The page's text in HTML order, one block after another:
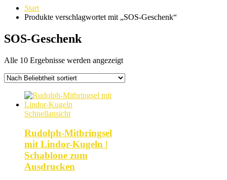
Start
Produkte verschlagwortet mit „SOS-Geschenk“
SOS-Geschenk
Alle 10 Ergebnisse werden angezeigtNach
sortiert
Schnellansicht
Rudolph-Mitbringsel
mit Lindor-Kugeln |
Schablone zum
Ausdrucken